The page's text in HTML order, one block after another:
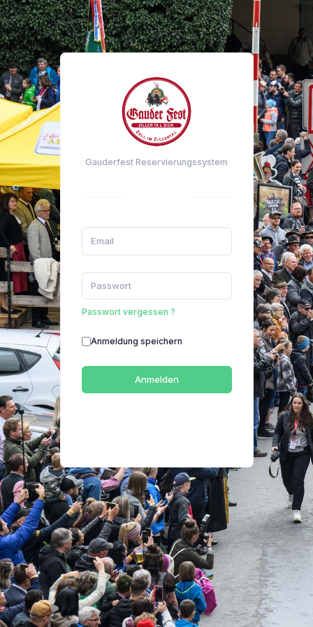
Gauderfest Reservierungssystem
Passwort vergessen ?
Anmeldung speichern
Anmelden